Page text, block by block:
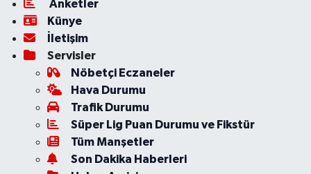
Anketler
Künye
İletişim
Servisler
Nöbetçi Eczaneler
Hava Durumu
Trafik Durumu
Süper Lig Puan Durumu ve Fikstür
Tüm Manşetler
Son Dakika Haberleri